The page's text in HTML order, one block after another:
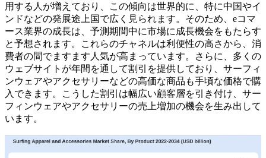
用する人が増えており、この傾向は世界的に、特に中国やイ
ンドなどの発展途上国で広く見られます。そのため、eコマ
ース業界の成長は、予測期間中に市場に成長機会をもたらす
と予想されます。これらのチャネルは利便性の高さから、消
費者の間でますます人気が高まっています。さらに、多くの
ウェブサイトが年間を通して割引を提供しており、サーフィ
ンウェアやアクセサリーなどの高価な商品も手頃な価格で購
入できます。こうした割引は幅広い顧客層を引き付け、サー
フィンウェアやアクセサリーの売上増加の機会を生み出して
います。